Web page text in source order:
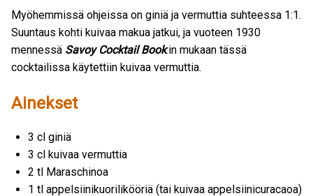
Myöhemmissä ohjeissa on giniä ja vermuttia suhteessa 1:1.
Suuntaus kohti kuivaa makua jatkui, ja vuoteen 1930
mennessä Savoy Cocktail Book:in mukaan tässä
cocktailissa käytettiin kuivaa vermuttia.
Ainekset
3 cl giniä
3 cl kuivaa vermuttia
2 tl Maraschinoa
1 tl appelsiinikuorilikööriä (tai kuivaa appelsiinicuracaoa)